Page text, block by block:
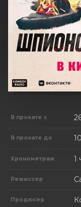
В прокате с
В прокате до
Хронометраж 1
Режиссер
Продюсер